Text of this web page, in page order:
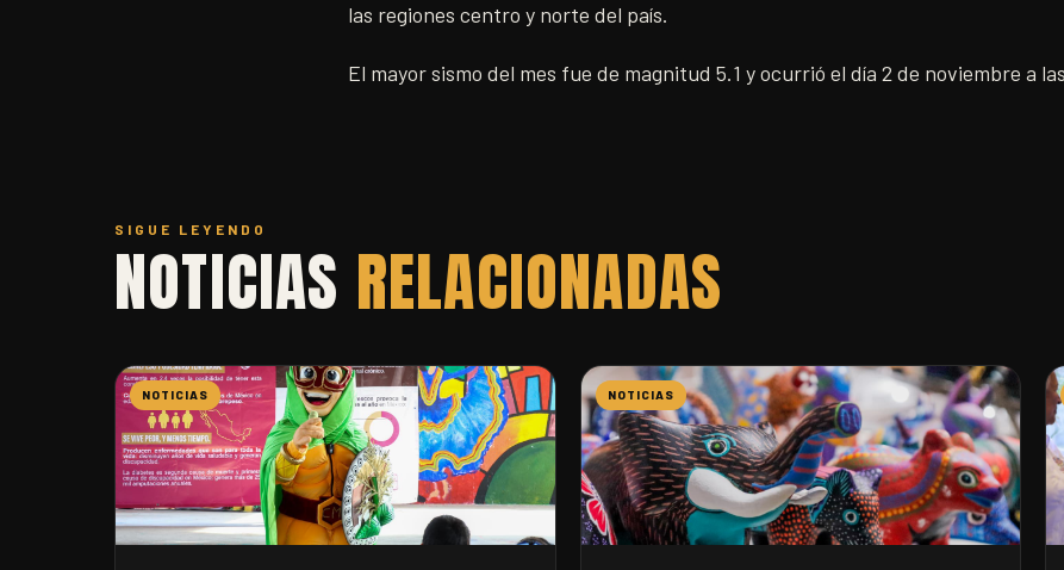
las regiones centro y norte del país.
El mayor sismo del mes fue de magnitud 5.1 y ocurrió el día 2 de noviembre a
SIGUE LEYENDO
NOTICIAS RELACIONADAS
NOTICIAS NOTICIAS